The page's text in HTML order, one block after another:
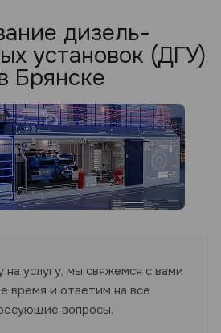
дизель-
установок (ДГУ)
Брянске
услугу, мы свяжемся с вами
время и ответим на все
вопросы.
Необходимое кол-во источников питания
Допустимый перерыв электроснабжения
Необходимое кол-во источников питания
Допустимый перерыв электроснабжения
Необходимое кол-во источников питания
Допустимый перерыв электроснабжения
Необходимое кол-во источников питания
Допустимый перерыв электроснабжения
Необходимое кол-во источников питания
Допустимый перерыв электроснабжения